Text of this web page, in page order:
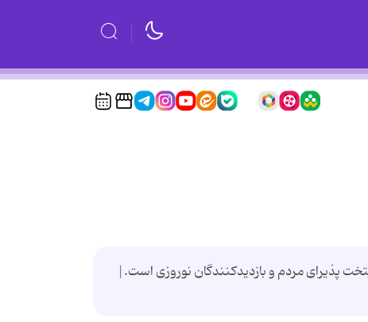
ماه مبارک رمضان و عید نوروز تا ۱۵ فروردین در پارک ملت پایتخت پذیرای مردم و بازدیدکنندگان نوروزی است.|